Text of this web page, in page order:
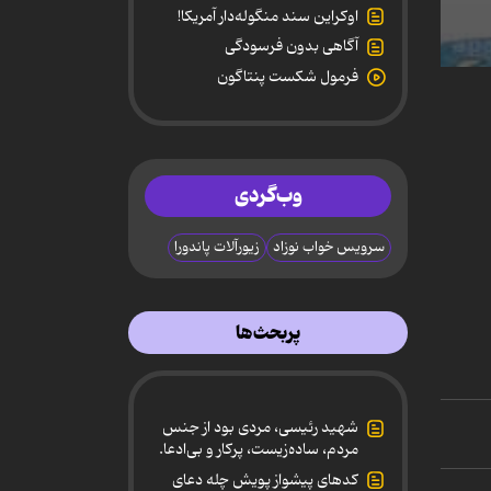
0
اوکراین سند منگوله‌دار آمریکا!
آگاهی بدون فرسودگی
فرمول شکست پنتاگون
وب‌گردی
سرویس خواب نوزاد زیورآلات پاندورا
پربحث‌ها
شهید رئیسی، مردی بود از جنس
مردم، ساده‌زیست، پرکار و بی‌ادعا.
کدهای پیشواز پویش چله دعای